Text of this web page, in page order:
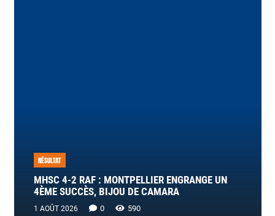
RÉSULTAT
MHSC 4-2 RAF : MONTPELLIER ENGRANGE UN
4ÈME SUCCÈS, BIJOU DE CAMARA
1 AOÛT 2026 0 590